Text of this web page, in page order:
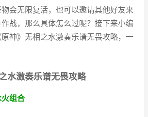
会无限复活，也可以邀请其他好友来
战，那么具体怎么过呢？接下来小编
神》无相之水激奏乐谱无畏攻略，一
水激奏乐谱无畏攻略
火组合